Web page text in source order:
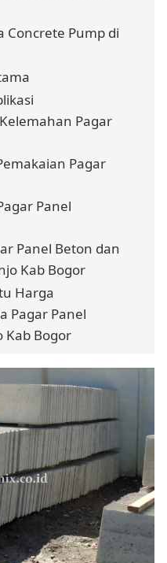
Concrete Pump di
Pagar
Pagar
Panel
Panel Beton dan
Kab Bogor
Harga
Pagar Panel
Kab Bogor